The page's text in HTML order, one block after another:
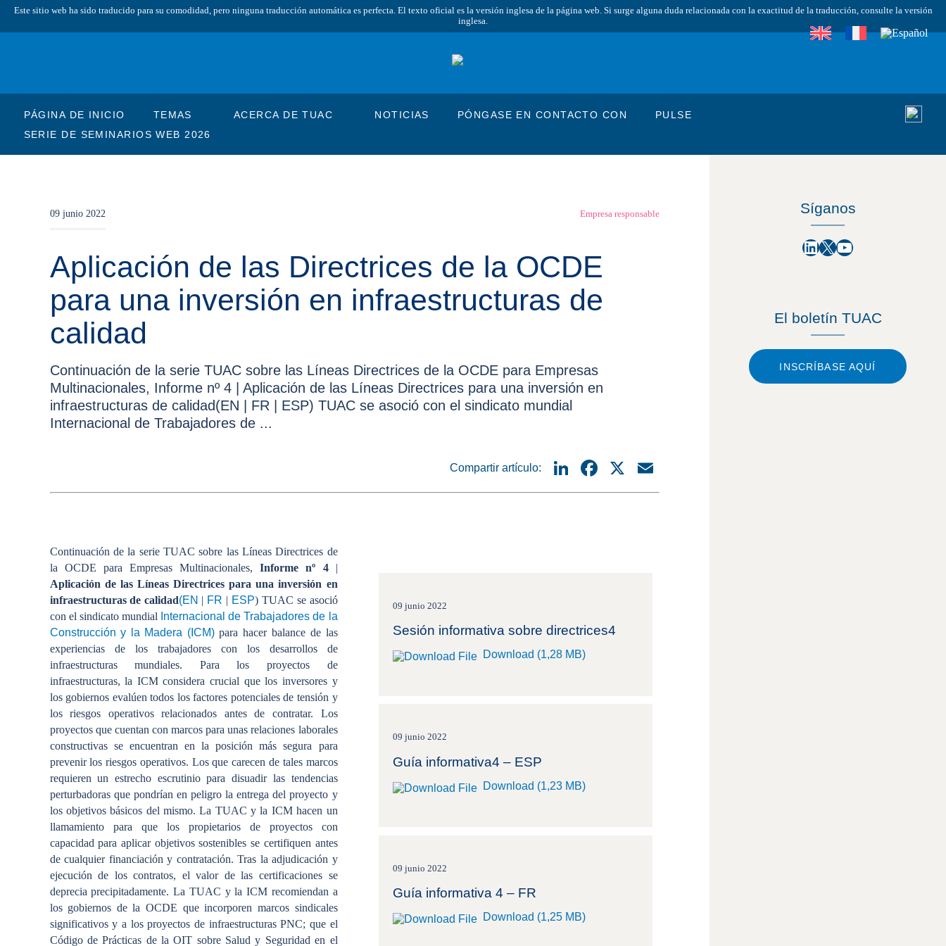
Este sitio web ha sido traducido para su comodidad, pero ninguna traducción automática es perfecta. El texto oficial es la versión inglesa de la página web. Si surge alguna duda relacionada con la exactitud de la traducción, consulte la versión
inglesa.
PÁGINA DE INICIO TEMAS ACERCA DE TUAC NOTICIAS PÓNGASE EN CONTACTO CON
PULSE
SERIE DE SEMINARIOS WEB 2026
09 junio 2022 Empresa responsable
Aplicación de las Directrices de la OCDE
para una inversión en infraestructuras de
calidad
Continuación de la serie TUAC sobre las Líneas Directrices de la OCDE para Empresas
Multinacionales, Informe nº 4 | Aplicación de las Líneas Directrices para una inversión en
infraestructuras de calidad(EN | FR | ESP) TUAC se asoció con el sindicato mundial
Internacional de Trabajadores de ...
Compartir artículo: LinkedIn
Facebook
X
Continuación de la serie TUAC sobre las Líneas Directrices de
la OCDE para Empresas Multinacionales, Informe nº 4|
Aplicación de las Líneas Directrices para una inversión en
infraestructuras de calidad(EN | FR | ESP) TUAC se asoció
con el sindicato mundial Internacional de Trabajadores de la
Construcción y la Madera (ICM)para hacer balance de las
experiencias de los trabajadores con los desarrollos de
infraestructuras mundiales. Para los proyectos de
infraestructuras, la ICM considera crucial que los inversores y
los gobiernos evalúen todos los factores potenciales de tensión y
los riesgos operativos relacionados antes de contratar. Los
proyectos que cuentan con marcos para unas relaciones laborales
constructivas se encuentran en la posición más segura para
prevenir los riesgos operativos. Los que carecen de tales marcos
requieren un estrecho escrutinio para disuadir las tendencias
perturbadoras que pondrían en peligro la entrega del proyecto y
los objetivos básicos del mismo. La TUAC y la ICM hacen un
llamamiento para que los propietarios de proyectos con
capacidad para aplicar objetivos sostenibles se certifiquen antes
de cualquier financiación y contratación. Tras la adjudicación y
ejecución de los contratos, el valor de las certificaciones se
deprecia precipitadamente. La TUAC y la ICM recomiendan a
los gobiernos de la OCDE que incorporen marcos sindicales
significativos y a los proyectos de infraestructuras PNC; que el
Código de Prácticas de la OIT sobre Salud y Seguridad en el
09 junio 2022
Sesión informativa sobre directrices4
Download (1,28 MB)
09 junio 2022
Guía informativa4 – ESP
Download (1,23 MB)
09 junio 2022
Guía informativa 4 – FR
Download (1,25 MB)
Síganos
LinkedIn
X YouTube
El boletín TUAC
INSCRÍBASE AQUÍ